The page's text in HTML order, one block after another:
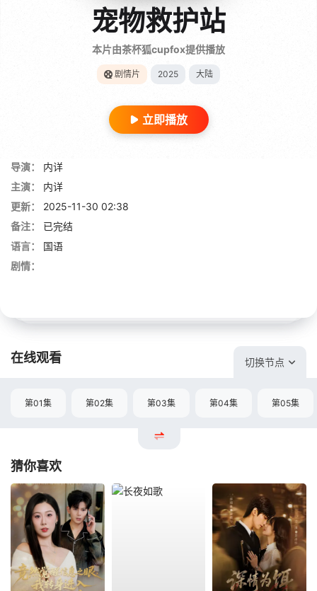
宠物救护站
本片由茶杯狐cupfox提供播放
剧情片 2025 大陆
立即播放
导演：
内详
主演：
内详
更新：
2025-11-30 02:38
备注：
已完结
语言：
国语
剧情：
在线观看 切换节点
第01集 第02集 第03集 第04集 第05集
猜你喜欢